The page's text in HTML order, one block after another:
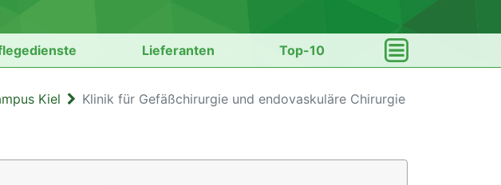
Lieferanten Top-10
Kiel Klinik für Gefäßchirurgie und endovaskuläre Chirurgie